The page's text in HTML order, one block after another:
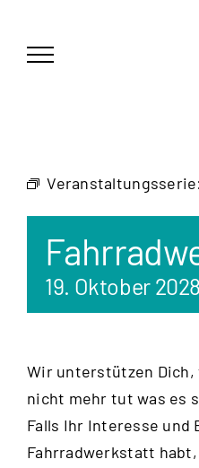
springen
Veranstaltungsserie:
19. Oktober
Wir unterstützen Dich,
nicht mehr tut was es
Falls Ihr Interesse und
Fahrradwerkstatt